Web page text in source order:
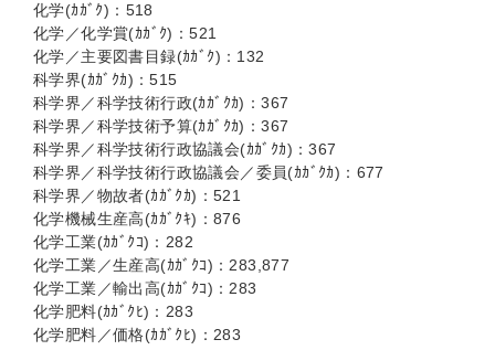
化学(ｶｶﾞｸ)：518
化学／化学賞(ｶｶﾞｸ)：521
化学／主要図書目録(ｶｶﾞｸ)：132
科学界(ｶｶﾞｸｶ)：515
科学界／科学技術行政(ｶｶﾞｸｶ)：367
科学界／科学技術予算(ｶｶﾞｸｶ)：367
科学界／科学技術行政協議会(ｶｶﾞｸｶ)：367
科学界／科学技術行政協議会／委員(ｶｶﾞｸｶ)：677
科学界／物故者(ｶｶﾞｸｶ)：521
化学機械生産高(ｶｶﾞｸｷ)：876
化学工業(ｶｶﾞｸｺ)：282
化学工業／生産高(ｶｶﾞｸｺ)：283,877
化学工業／輸出高(ｶｶﾞｸｺ)：283
化学肥料(ｶｶﾞｸﾋ)：283
化学肥料／価格(ｶｶﾞｸﾋ)：283